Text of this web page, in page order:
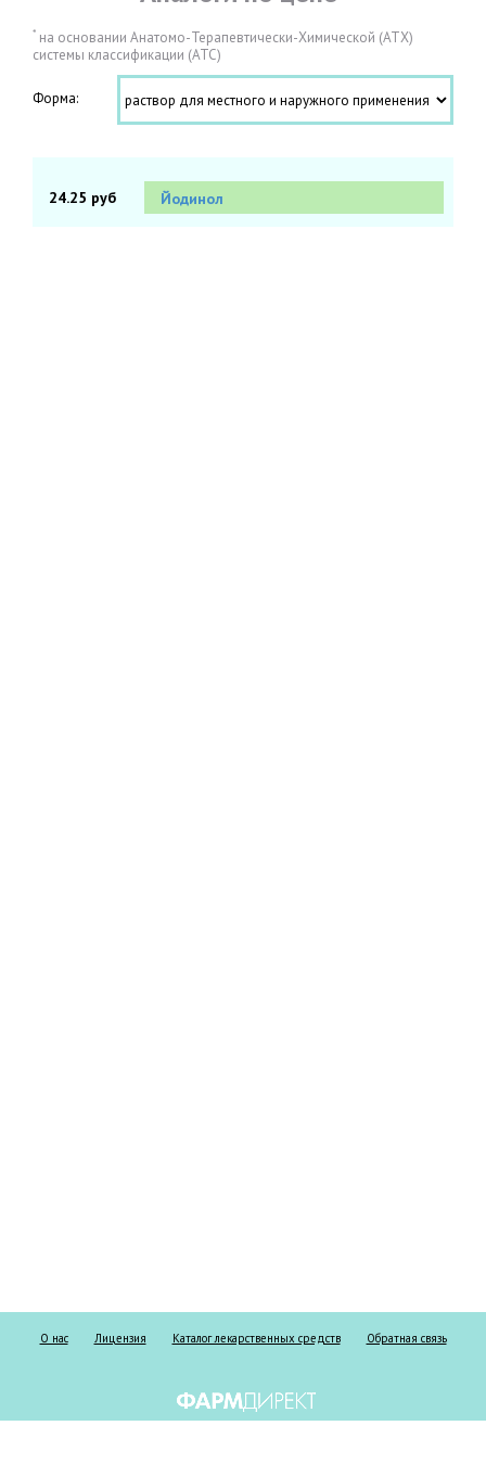
* на основании Анатомо-Терапевтически-Химической (АТХ)
системы классификации (АТС)
Форма:
24.25 руб Йодинол
О нас Лицензия Каталог лекарственных средств Обратная связь